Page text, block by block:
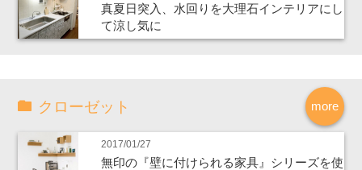
真夏日突入、水回りを大理石インテリアにし
て涼し気に
more
クローゼット
2017/01/27
無印の『壁に付けられる家具』シリーズを使